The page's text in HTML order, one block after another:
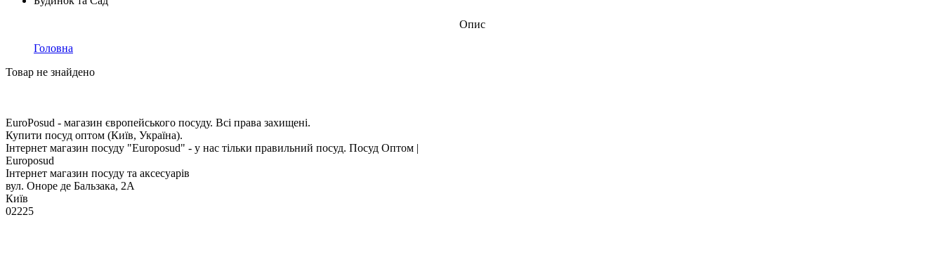
Опис
Головна
Товар не знайдено
EuroPosud - магазин європейського посуду. Всі права захищені.
Купити посуд оптом (Київ, Україна).
Інтернет магазин посуду "Europosud" - у нас тільки правильний посуд. Посуд Оптом |
Europosud
Інтернет магазин посуду та аксесуарів
вул. Оноре де Бальзака, 2А
Київ
02225